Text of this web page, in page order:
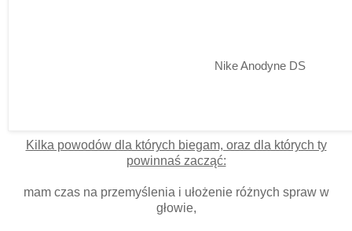
Nike Anodyne DS
Kilka powodów dla których biegam, oraz dla których ty
powinnaś zacząć:
mam czas na przemyślenia i ułożenie różnych spraw w
głowie,